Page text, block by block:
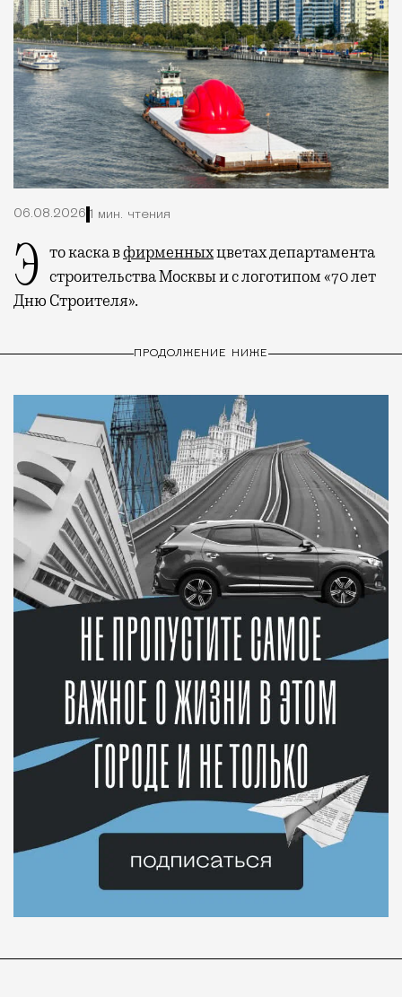
06.08.2026 1 мин. чтения
Это каска вфирменныхцветах департамента
строительства Москвы и с логотипом «70 лет
Дню Строителя».
ПРОДОЛЖЕНИЕ НИЖЕ